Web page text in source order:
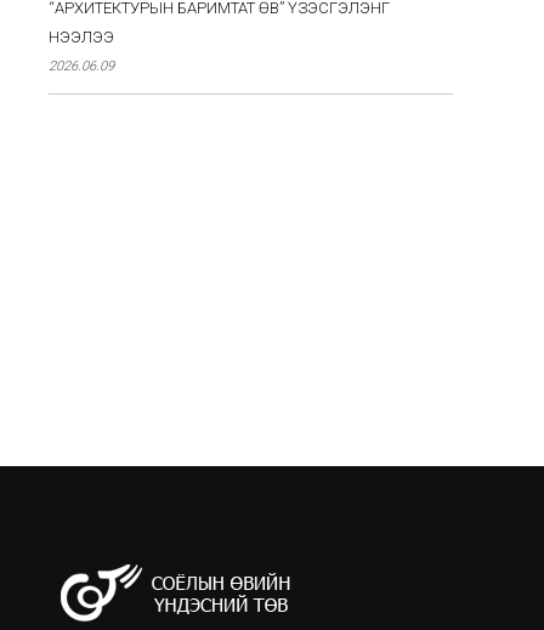
“АРХИТЕКТУРЫН БАРИМТАТ ӨВ” ҮЗЭСГЭЛЭНГ
НЭЭЛЭЭ
2026.06.09